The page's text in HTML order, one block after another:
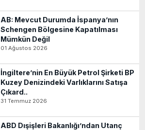
AB: Mevcut Durumda İspanya’nın
Schengen Bölgesine Kapatılması
Mümkün Değil
01 Ağustos 2026
İngiltere’nin En Büyük Petrol Şirketi BP
Kuzey Denizindeki Varlıklarını Satışa
Çıkard..
31 Temmuz 2026
ABD Dışişleri Bakanlığı’ndan Utanç